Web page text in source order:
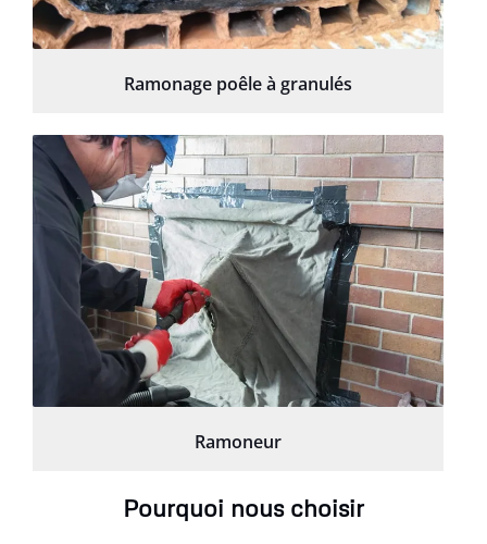
Ramonage poêle à granulés
Ramoneur
Pourquoi nous choisir